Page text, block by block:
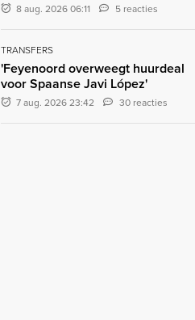
8 aug. 2026 06:11 5 reacties
TRANSFERS
'Feyenoord overweegt huurdeal
voor Spaanse Javi López'
7 aug. 2026 23:42 30 reacties